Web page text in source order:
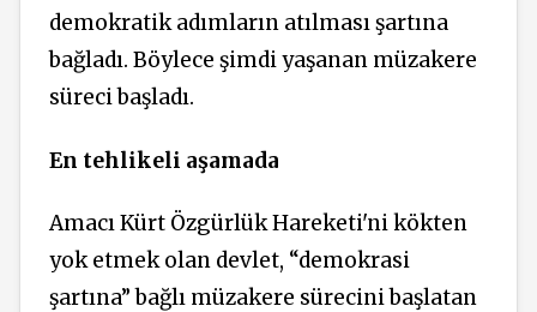
demokratik adımların atılması şartına
bağladı. Böylece şimdi yaşanan müzakere
süreci başladı.
En tehlikeli aşamada
Amacı Kürt Özgürlük Hareketi'ni kökten
yok etmek olan devlet, “demokrasi
şartına” bağlı müzakere sürecini başlatan